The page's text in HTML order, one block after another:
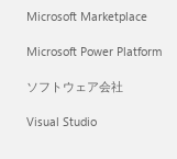
Microsoft Marketplace
Microsoft Power Platform
ソフトウェア会社
Visual Studio